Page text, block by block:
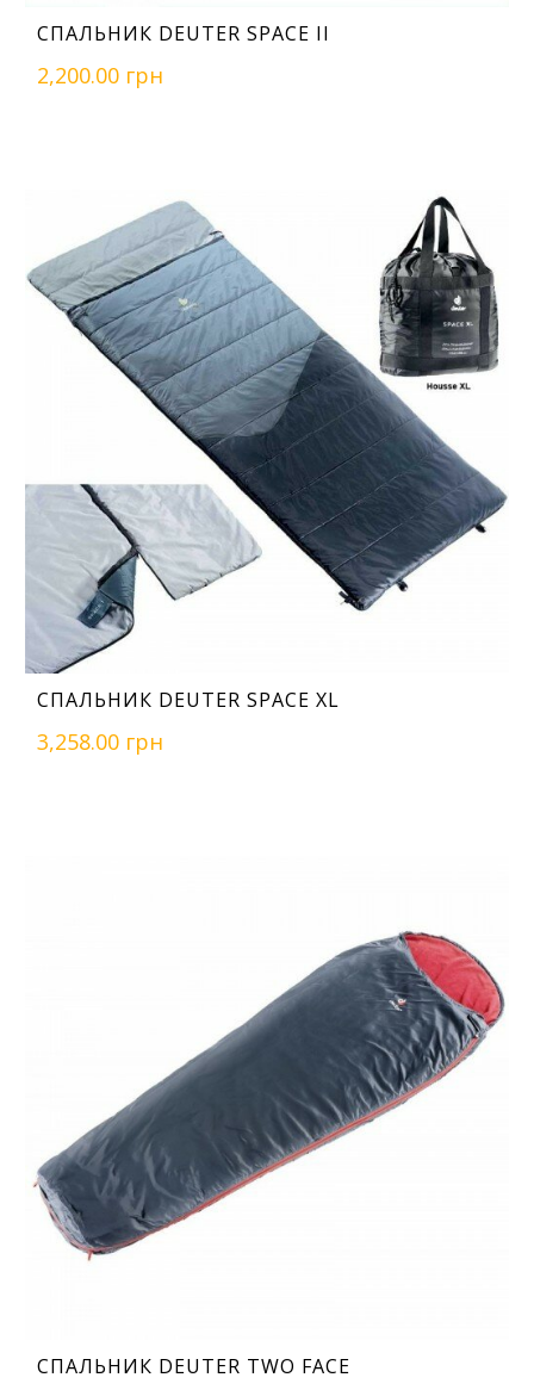
СПАЛЬНИК DEUTER SPACE II
2,200.00 грн
СПАЛЬНИК DEUTER SPACE XL
3,258.00 грн
СПАЛЬНИК DEUTER TWO FACE